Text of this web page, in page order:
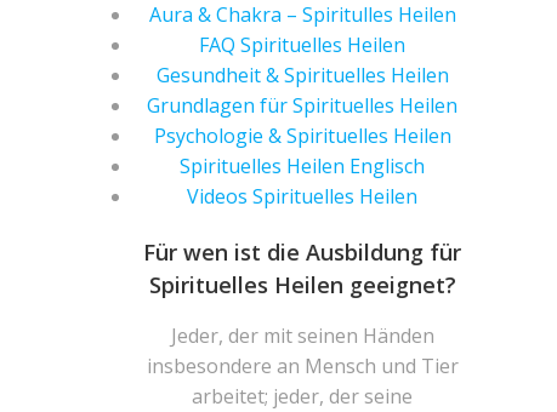
Aura & Chakra – Spiritulles Heilen
FAQ Spirituelles Heilen
Gesundheit & Spirituelles Heilen
Grundlagen für Spirituelles Heilen
Psychologie & Spirituelles Heilen
Spirituelles Heilen Englisch
Videos Spirituelles Heilen
Für wen ist die Ausbildung für
Spirituelles Heilen geeignet?
Jeder, der mit seinen Händen
insbesondere an Mensch und Tier
arbeitet; jeder, der seine